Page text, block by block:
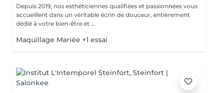
Depuis 2019, nos esthéticiennes qualifiées et passionnées vous
accueillent dans un véritable écrin de douceur, entièrement
dédié à votre bien-être et ...
Maquillage Mariée +1 essai